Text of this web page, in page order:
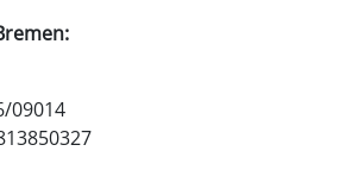
09014